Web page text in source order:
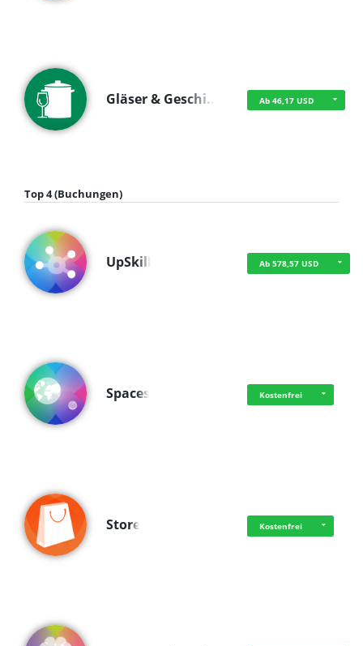
Gläser & Geschi… Ab 46,17 USD
Top 4 (Buchungen)
UpSkill Ab 578,57 USD
Spaces Kostenfrei
Store Kostenfrei